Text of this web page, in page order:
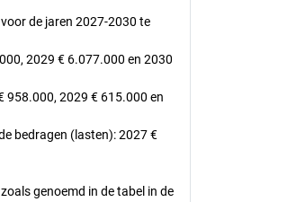
de jaren 2027-2030 te
2029 € 6.077.000 en 2030
958.000, 2029 € 615.000 en
bedragen (lasten): 2027 €
genoemd in de tabel in de